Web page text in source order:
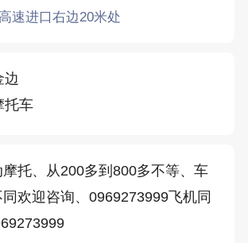
速进口右边20米处
边
托车
托、从200多到800多不等、车
欢迎咨询、0969273999飞机同